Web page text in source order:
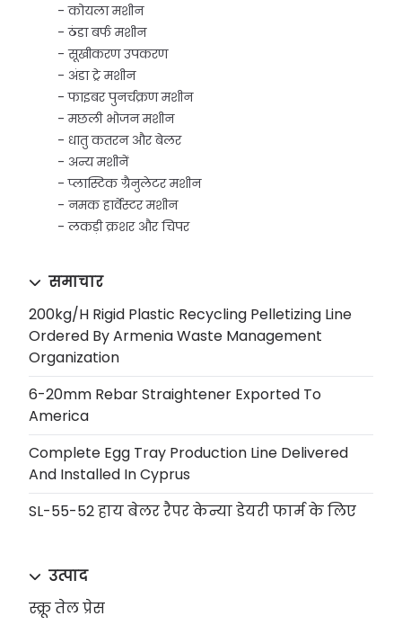
कोयला मशीन
ठंडा बर्फ मशीन
सूखीकरण उपकरण
अंडा ट्रे मशीन
फाइबर पुनर्चक्रण मशीन
मछली भोजन मशीन
धातु कतरन और बेलर
अन्य मशीनें
प्लास्टिक ग्रैनुलेटर मशीन
नमक हार्वेस्टर मशीन
लकड़ी क्रशर और चिपर
समाचार
200kg/h Rigid Plastic Recycling Pelletizing Line
Ordered By Armenia Waste Management
Organization
6-20mm Rebar Straightener Exported To
America
Complete Egg Tray Production Line Delivered
And Installed In Cyprus
SL-55-52 हाय बेलर रैपर केन्या डेयरी फार्म के लिए
उत्पाद
स्क्रू तेल प्रेस